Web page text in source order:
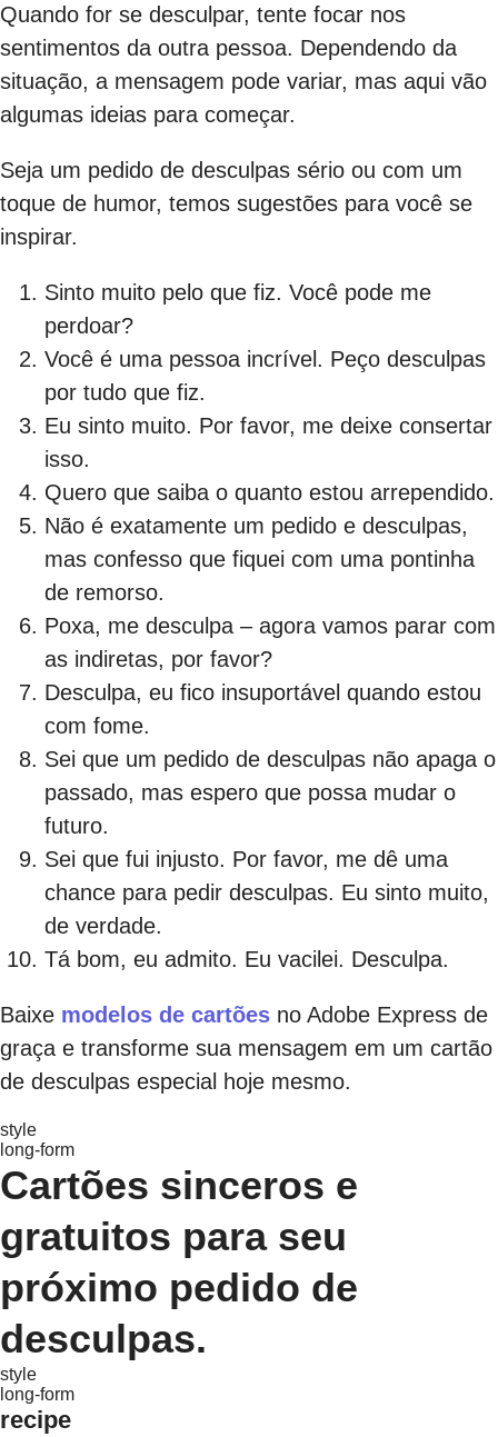
Quando for se desculpar, tente focar nos
sentimentos da outra pessoa. Dependendo da
situação, a mensagem pode variar, mas aqui vão
algumas ideias para começar.
Seja um pedido de desculpas sério ou com um
toque de humor, temos sugestões para você se
inspirar.
Sinto muito pelo que fiz. Você pode me
perdoar?
Você é uma pessoa incrível. Peço desculpas
por tudo que fiz.
Eu sinto muito. Por favor, me deixe consertar
isso.
Quero que saiba o quanto estou arrependido.
Não é exatamente um pedido e desculpas,
mas confesso que fiquei com uma pontinha
de remorso.
Poxa, me desculpa – agora vamos parar com
as indiretas, por favor?
Desculpa, eu fico insuportável quando estou
com fome.
Sei que um pedido de desculpas não apaga o
passado, mas espero que possa mudar o
futuro.
Sei que fui injusto. Por favor, me dê uma
chance para pedir desculpas. Eu sinto muito,
de verdade.
Tá bom, eu admito. Eu vacilei. Desculpa.
Baixe modelos de cartões no Adobe Express de
graça e transforme sua mensagem em um cartão
de desculpas especial hoje mesmo.
style
long-form
Cartões sinceros e
gratuitos para seu
próximo pedido de
desculpas.
style
long-form
recipe